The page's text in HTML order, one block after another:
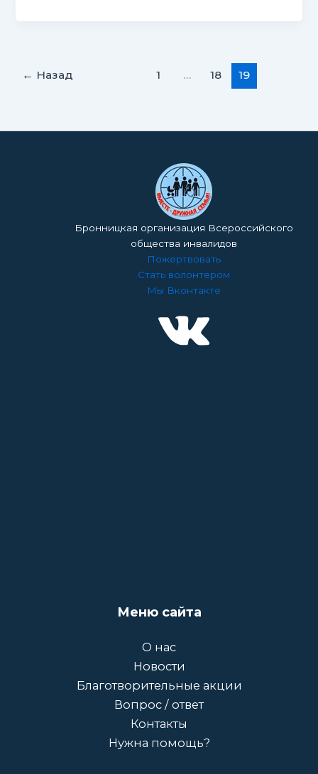
← Назад 1 … 18 19
Бронницкая организация Всероссийского
общества инвалидов
Пожертвовать
Стать волонтером
Мы Вконтакте
Меню сайта
О нас
Новости
Благотворительные акции
Вопрос / ответ
Контакты
Нужна помощь?